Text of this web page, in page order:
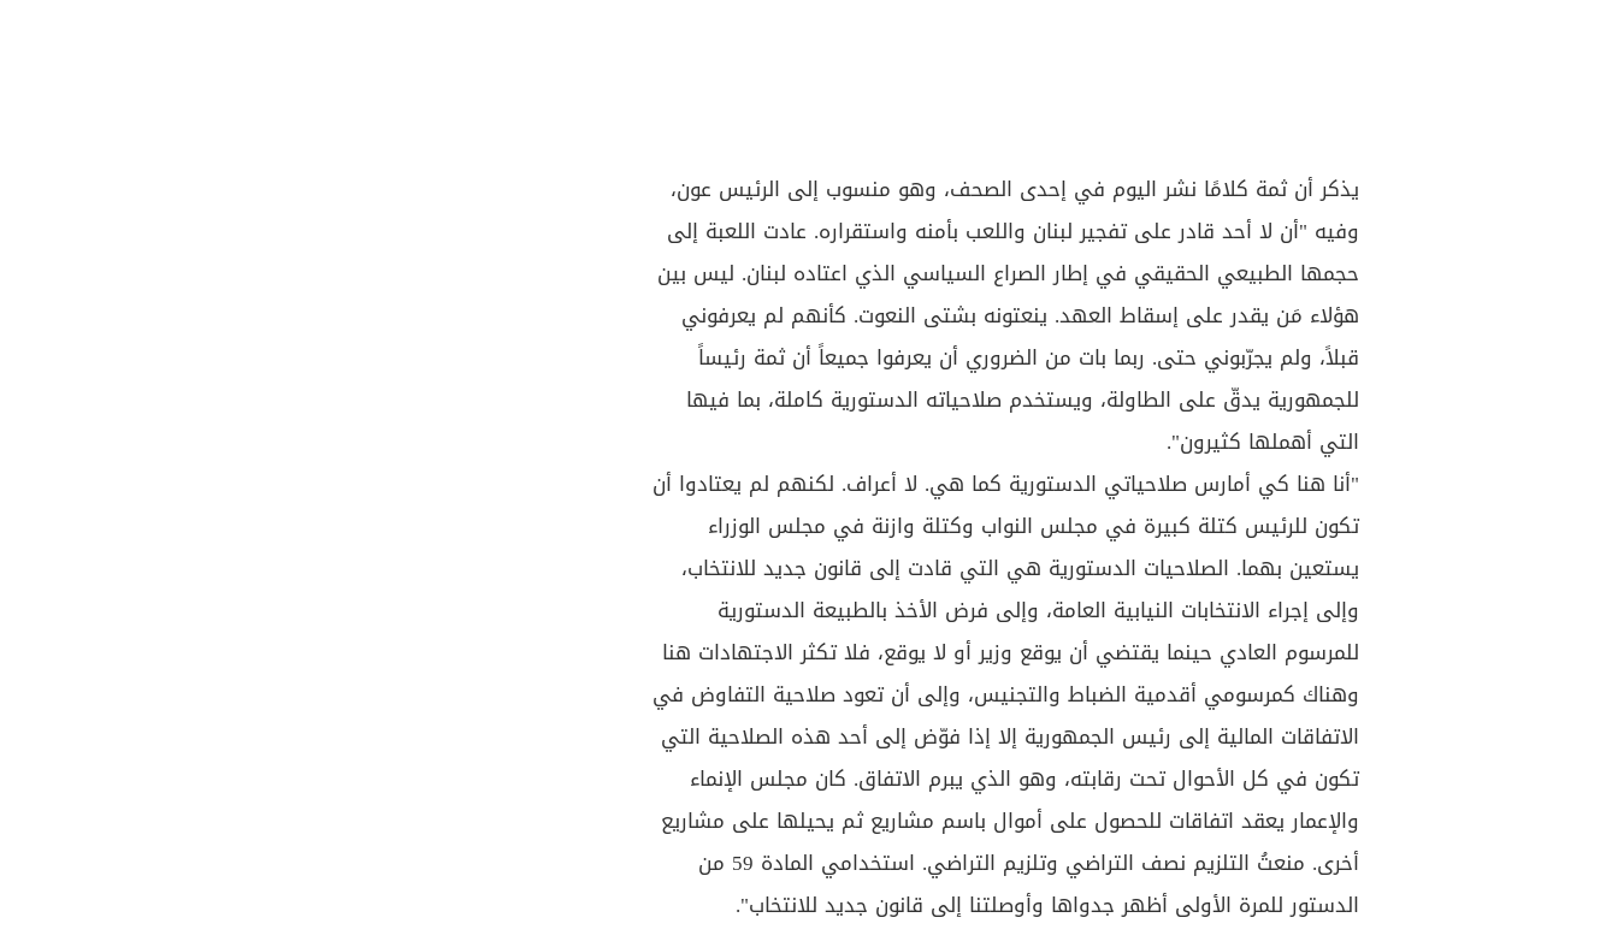
يذكر أن ثمة كلامًا نشر اليوم في إحدى الصحف، وهو منسوب إلى الرئيس عون،
وفيه "أن لا أحد قادر على تفجير لبنان واللعب بأمنه واستقراره. عادت اللعبة إلى
حجمها الطبيعي الحقيقي في إطار الصراع السياسي الذي اعتاده لبنان. ليس بين
هؤلاء مَن يقدر على إسقاط العهد. ينعتونه بشتى النعوت. كأنهم لم يعرفوني
قبلاً، ولم يجرّبوني حتى. ربما بات من الضروري أن يعرفوا جميعاً أن ثمة رئيساً
للجمهورية يدقّ على الطاولة، ويستخدم صلاحياته الدستورية كاملة، بما فيها
التي أهملها كثيرون".
"أنا هنا كي أمارس صلاحياتي الدستورية كما هي. لا أعراف. لكنهم لم يعتادوا أن
تكون للرئيس كتلة كبيرة في مجلس النواب وكتلة وازنة في مجلس الوزراء
يستعين بهما. الصلاحيات الدستورية هي التي قادت إلى قانون جديد للانتخاب،
وإلى إجراء الانتخابات النيابية العامة، وإلى فرض الأخذ بالطبيعة الدستورية
للمرسوم العادي حينما يقتضي أن يوقع وزير أو لا يوقع، فلا تكثر الاجتهادات هنا
وهناك كمرسومي أقدمية الضباط والتجنيس، وإلى أن تعود صلاحية التفاوض في
الاتفاقات المالية إلى رئيس الجمهورية إلا إذا فوّض إلى أحد هذه الصلاحية التي
تكون في كل الأحوال تحت رقابته، وهو الذي يبرم الاتفاق. كان مجلس الإنماء
والإعمار يعقد اتفاقات للحصول على أموال باسم مشاريع ثم يحيلها على مشاريع
أخرى. منعتُ التلزيم نصف التراضي وتلزيم التراضي. استخدامي المادة 59 من
الدستور للمرة الأولى أظهر جدواها وأوصلتنا إلى قانون جديد للانتخاب".